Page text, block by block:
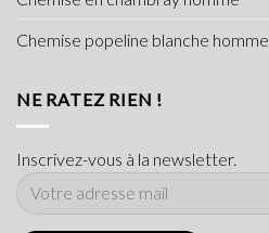
Chemise popeline blanche homme
NE RATEZ RIEN !
Inscrivez-vous à la newsletter.